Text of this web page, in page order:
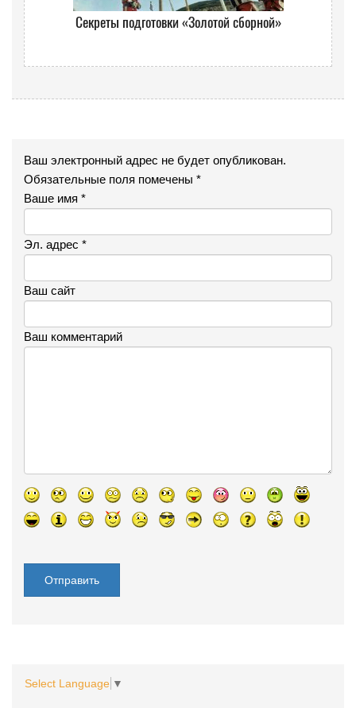
Секреты подготовки «Золотой сборной»
Ваш электронный адрес не будет опубликован.
Обязательные поля помечены *
Ваше имя *
Эл. адрес *
Ваш сайт
Ваш комментарий
Select Language ▼